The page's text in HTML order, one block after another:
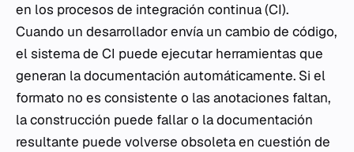
en los procesos de integración continua (CI).
Cuando un desarrollador envía un cambio de código,
el sistema de CI puede ejecutar herramientas que
generan la documentación automáticamente. Si el
formato no es consistente o las anotaciones faltan,
la construcción puede fallar o la documentación
resultante puede volverse obsoleta en cuestión de